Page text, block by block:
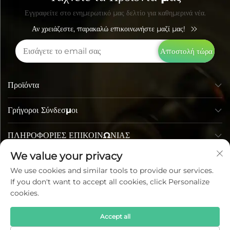
συντήρησης για τους πελάτες μας.
Εγγραφείτε στο ενημερωτικό μας δελτίο για καθημερινά νέα.
Αν χρειάζεστε, παρακαλώ επικοινωνήστε μαζί μας!
Αποστολή τώρα
Γρήγοροι Σύνδεσμοι
Προϊόντα
ΠΛΗΡΟΦΟΡΙΕΣ ΕΠΙΚΟΙΝΩΝΙΑΣ
Πνευματικά Δικαιώματα © Lumi Photoelectric Technology Co.,
We value your privacy
We use cookies and similar tools to provide our services.
If you don't want to accept all cookies, click Personalize
cookies.
Accept all